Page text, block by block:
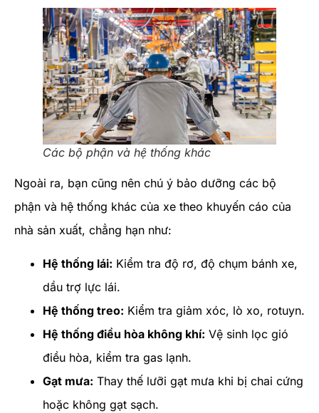
Các bộ phận và hệ thống khác
Ngoài ra, bạn cũng nên chú ý bảo dưỡng các bộ
phận và hệ thống khác của xe theo khuyến cáo của
nhà sản xuất, chẳng hạn như:
Hệ thống lái: Kiểm tra độ rơ, độ chụm bánh xe,
dầu trợ lực lái.
Hệ thống treo: Kiểm tra giảm xóc, lò xo, rotuyn.
Hệ thống điều hòa không khí: Vệ sinh lọc gió
điều hòa, kiểm tra gas lạnh.
Gạt mưa: Thay thế lưỡi gạt mưa khi bị chai cứng
hoặc không gạt sạch.